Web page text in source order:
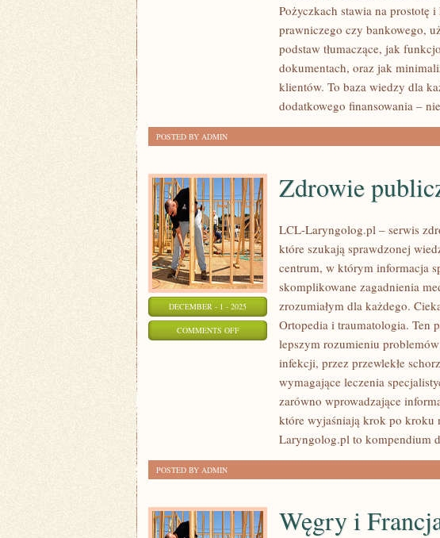
Pożyczkach stawia na prostotę
prawniczego czy bankowego,
podstaw tłumaczące, jak
dokumentach, oraz jak
klientów. To baza wiedzy dla
dodatkowego finansowania –
POSTED BY ADMIN
DECEMBER - 1 - 2025
COMMENTS OFFON
PUBLICZNE
NEUROCHIRURGIA
Zdrowie
LCL-Laryngolog.pl – serwis
które szukają sprawdzonej
centrum, w którym informacja
skomplikowane zagadnienia
zrozumiałym dla każdego.
Ortopedia i traumatologia. Ten
lepszym rozumieniu
infekcji, przez przewlekłe
wymagające leczenia
zarówno wprowadzające
które wyjaśniają krok po kroku
Laryngolog.pl to kompendium
POSTED BY ADMIN
Węgry i